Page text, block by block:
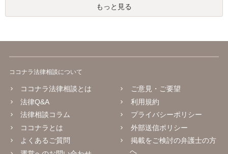
もっと見る
ココナラ法律相談について
ココナラ法律相談とは
法律Q&A
法律相談コラム
ココナラとは
よくあるご質問
ご意見・ご要望
利用規約
プライバシーポリシー
外部送信ポリシー
掲載をご検討の弁護士の方
へ